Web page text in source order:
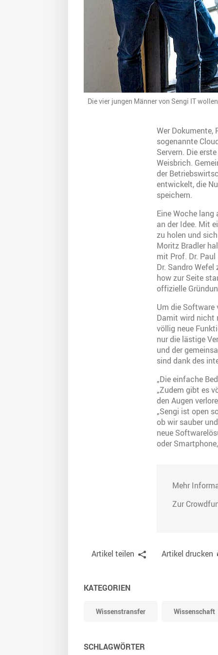
Die vier jungen Männer von Sengi IT
Wer Dokumente,
sogenannte
Servern. Die
Weisbrich.
der
entwickelt, die
speichern.
Eine Woche
an der Idee. Mit
zu holen und
Moritz Bradler
mit Prof. Dr.
Dr. Sandro
how zur Seite
offizielle
Um die Software
Damit wird nicht
völlig neue
nur die lästige
und der
sind dank des
„Die einfache
„Zudem gibt es
den Augen
„Sengi ist open
ob wir sauber
neue
oder
Mehr
Zur
Artikel teilen Artikel drucken
KATEGORIEN
Wissenstransfer Wissenschaft
SCHLAGWÖRTER